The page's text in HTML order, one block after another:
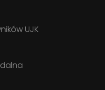
UJK